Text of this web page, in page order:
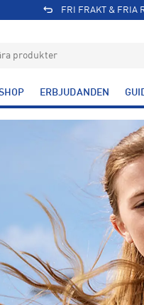
FRI FRAKT & FRIA
ERBJUDANDEN